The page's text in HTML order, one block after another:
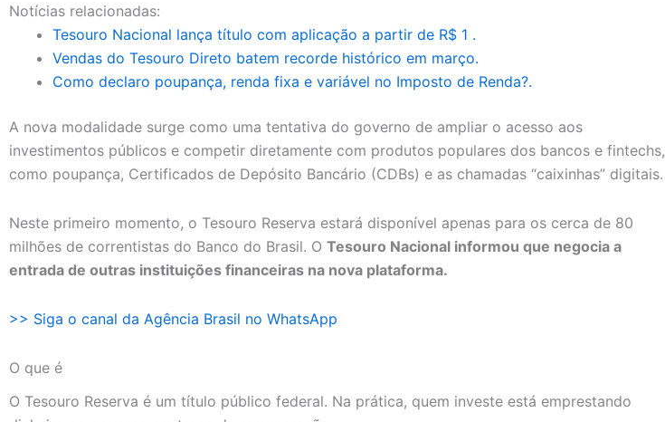
Notícias relacionadas:
Tesouro Nacional lança título com aplicação a partir de R$ 1 .
Vendas do Tesouro Direto batem recorde histórico em março.
Como declaro poupança, renda fixa e variável no Imposto de Renda?.
A nova modalidade surge como uma tentativa do governo de ampliar o acesso aos
investimentos públicos e competir diretamente com produtos populares dos bancos e fintechs,
como poupança, Certificados de Depósito Bancário (CDBs) e as chamadas “caixinhas” digitais.
Neste primeiro momento, o Tesouro Reserva estará disponível apenas para os cerca de 80
milhões de correntistas do Banco do Brasil. O Tesouro Nacional informou que negocia a
entrada de outras instituições financeiras na nova plataforma.
>> Siga o canal da Agência Brasil no WhatsApp
O que é
O Tesouro Reserva é um título público federal. Na prática, quem investe está emprestando